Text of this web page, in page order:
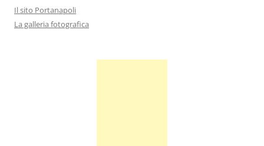
Il sito Portanapoli
La galleria fotografica